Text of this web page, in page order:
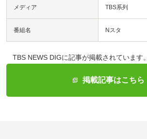
メディア TBS系列
番組名 Nスタ
TBS NEWS DIGに記事が掲載されています。
掲載記事はこちら